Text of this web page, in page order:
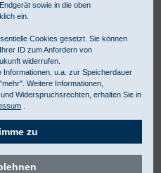
sowie in die oben
ein.
Cookies gesetzt. Sie können
ID zum Anfordern von
widerrufen.
Informationen, u.a. zur Speicherdauer
Weitere Informationen,
Widerspruchsrechten, erhalten Sie in
zu